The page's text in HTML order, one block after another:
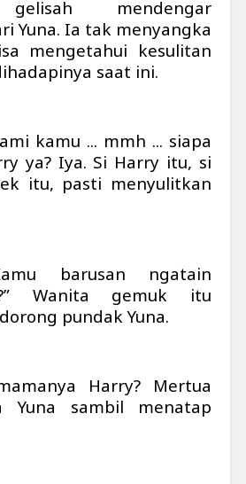
mendengar
Yuna. Ia tak menyangka
mengetahui kesulitan
saat ini.
kamu ... mmh ... siapa
ya? Iya. Si Harry itu, si
itu, pasti menyulitkan
barusan ngatain
Wanita gemuk itu
pundak Yuna.
Harry? Mertua
Yuna sambil menatap